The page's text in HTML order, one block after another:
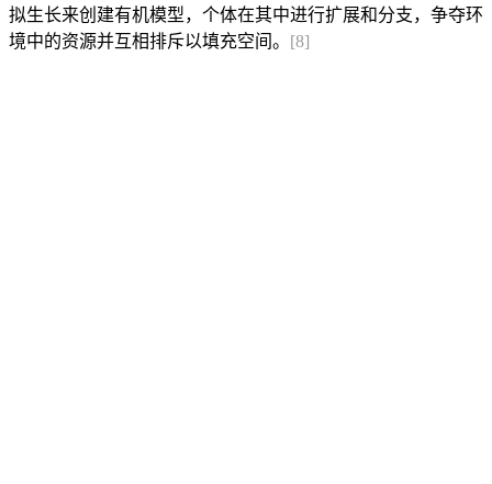
拟生长来创建有机模型，个体在其中进行扩展和分支，争夺环
境中的资源并互相排斥以填充空间。 [8]